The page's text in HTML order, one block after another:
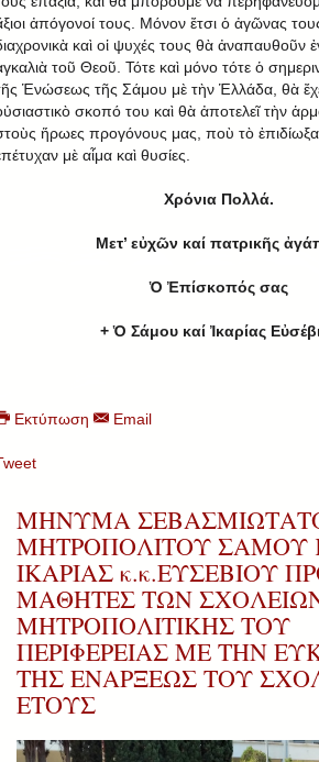
ἀπόγονοί τους. Μόνον ἔτσι ὁ ἀγῶνας
καὶ οἱ ψυχές τους θὰ ἀναπαυθοῦν
τοῦ Θεοῦ. Τότε καὶ μόνο τότε ὁ
Ἑνώσεως τῆς Σάμου μὲ τὴν Ἑλλάδα, θὰ
σκοπό του καὶ θὰ ἀποτελεῖ τὴν
ἥρωες προγόνους μας, ποὺ τὸ
μὲ αἷμα καὶ θυσίες.
Χρόνια Πολλά.
Μετ’ εὐχῶν καί πατρικῆς
Ὁ Ἐπίσκοπός σας
+ Ὁ Σάμου καί Ἰκαρίας
Εκτύπωση Email
ΜΗΝΥΜΑ
ΜΗΤΡΟΠΟΛΙΤΟΥ ΣΑΜΟΥ
ΙΚΑΡΙΑΣ κ.κ.ΕΥΣΕΒΙΟΥ
ΜΑΘΗΤΕΣ ΤΩΝ
ΜΗΤΡΟΠΟΛΙΤΙΚΗΣ ΤΟΥ
ΠΕΡΙΦΕΡΕΙΑΣ ΜΕ ΤΗΝ
ΤΗΣ ΕΝΑΡΞΕΩΣ ΤΟΥ
ΕΤΟΥΣ